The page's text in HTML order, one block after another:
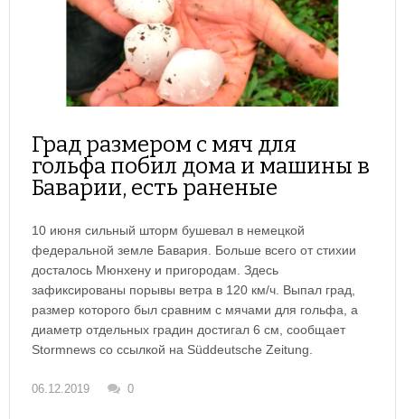
Град размером с мяч для
гольфа побил дома и машины в
Баварии, есть раненые
10 июня сильный шторм бушевал в немецкой
федеральной земле Бавария. Больше всего от стихии
досталось Мюнхену и пригородам. Здесь
зафиксированы порывы ветра в 120 км/ч. Выпал град,
размер которого был сравним с мячами для гольфа, а
диаметр отдельных градин достигал 6 см, сообщает
Stormnews со ссылкой на Süddeutsche Zeitung.
06.12.2019 0